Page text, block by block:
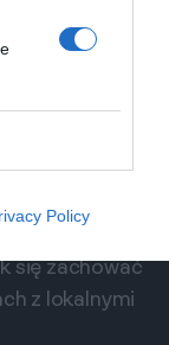
Policy
możesz
metro i
unikniesz
z
włoskich
się zachować
z lokalnymi